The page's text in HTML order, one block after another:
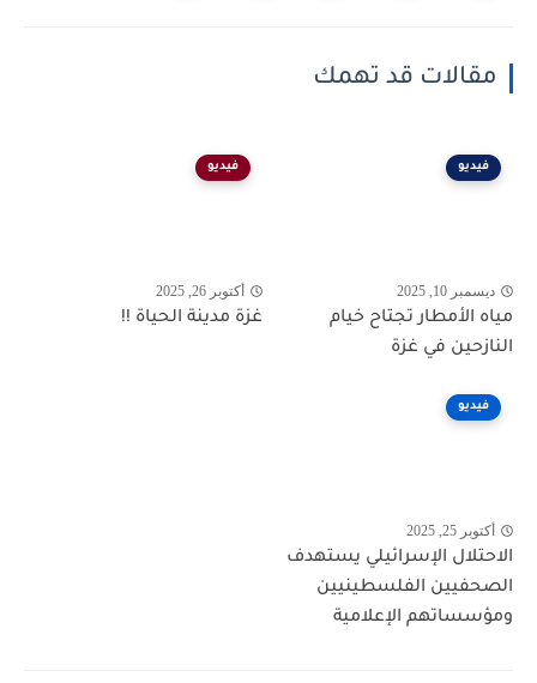
مقالات قد تهمك
فيديو
ديسمبر 10, 2025
مياه الأمطار تجتاح خيام
النازحين في غزة
فيديو
أكتوبر 26, 2025
غزة مدينة الحياة !!
فيديو
أكتوبر 25, 2025
الاحتلال الإسرائيلي يستهدف
الصحفيين الفلسطينيين
ومؤسساتهم الإعلامية